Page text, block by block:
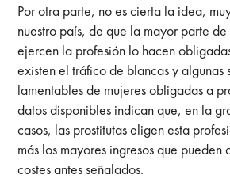
Por otra parte, no es cierta la idea,
nuestro país, de que la mayor parte de
ejercen la profesión lo hacen
existen el tráfico de blancas y algunas
lamentables de mujeres obligadas a
datos disponibles indican que, en la
casos, las prostitutas eligen esta
más los mayores ingresos que pueden
costes antes señalados.